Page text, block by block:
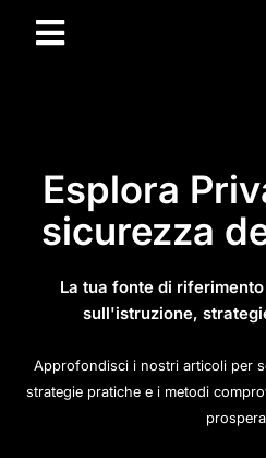
Esplora
sicurezza
La tua fonte di
sull'istruzione,
Approfondisci i nostri articoli per
strategie pratiche e i metodi